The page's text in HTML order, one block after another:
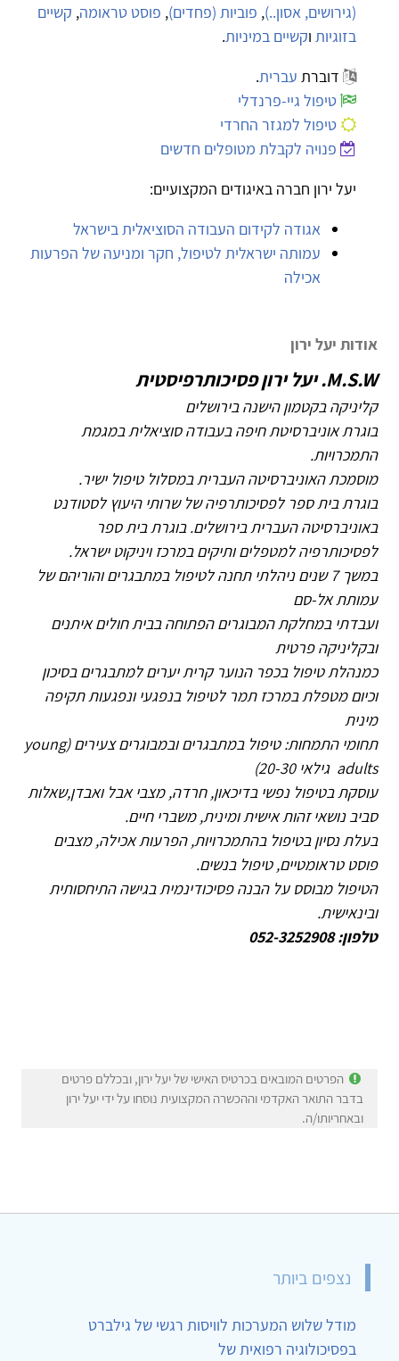
(גירושים, אסון..), פוביות (פחדים), פוסט טראומה, קשיים
בזוגיות וקשיים במיניות.
דוברת עברית.
טיפול גיי-פרנדלי
טיפול למגזר החרדי
פנויה לקבלת מטופלים חדשים
יעל ירון חברה באיגודים המקצועיים:
אגודה לקידום העבודה הסוציאלית בישראל
עמותה ישראלית לטיפול, חקר ומניעה של הפרעות
אכילה
אודות יעל ירון
M.S.W. יעל ירון פסיכותרפיסטית
קליניקה בקטמון הישנה בירושלים
בוגרת אוניברסיטת חיפה בעבודה סוציאלית במגמת
התמכרויות.
מוסמכת האוניברסיטה העברית במסלול טיפול ישיר.
בוגרת בית ספר לפסיכותרפיה של שרותי היעוץ לסטודנט
באוניברסיטה העברית בירושלים. בוגרת בית ספר
לפסיכותרפיה למטפלים ותיקים במרכז ויניקוט ישראל.
במשך 7 שנים ניהלתי תחנה לטיפול במתבגרים והוריהם של
עמותת אל-סם
ועבדתי במחלקת המבוגרים הפתוחה בבית חולים איתנים
ובקליניקה פרטית
כמנהלת טיפול בכפר הנוער קרית יערים למתבגרים בסיכון
וכיום מטפלת במרכז תמר לטיפול בנפגעי ונפגעות תקיפה
מינית
תחומי התמחות: טיפול במתבגרים ובמבוגרים צעירים (young
adults גילאי 20-30)
עוסקת בטיפול נפשי בדיכאון, חרדה, מצבי אבל ואבדן,שאלות
סביב נושאי זהות אישית ומינית, משברי חיים.
בעלת נסיון בטיפול בהתמכרויות, הפרעות אכילה, מצבים
פוסט טראומטיים, טיפול בנשים.
הטיפול מבוסס על הבנה פסיכודינמית בגישה התיחסותית
ובינאישית.
טלפון: 052-3252908
הפרטים המובאים בכרטיס האישי של יעל ירון, ובכללם פרטים
בדבר התואר האקדמי וההכשרה המקצועית נוסחו על ידי יעל ירון
ובאחריותו/ה.
נצפים ביותר
מודל שלוש המערכות לוויסות רגשי של גילברט
בפסיכולוגיה רפואית של